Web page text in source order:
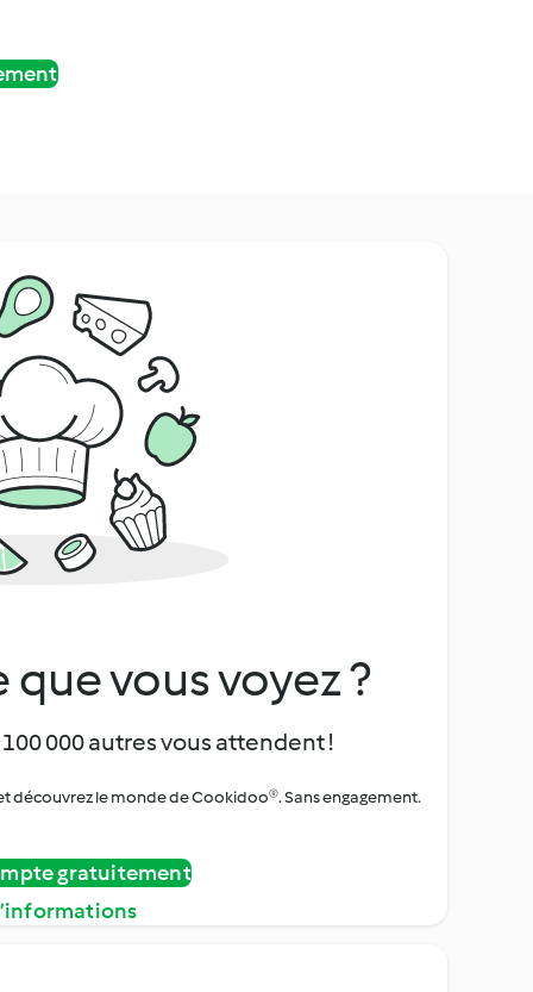
vous voyez ?
000 autres vous attendent !
découvrez le monde de Cookidoo®. Sans engagement.
gratuitement